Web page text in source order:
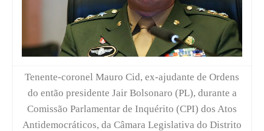
Tenente-coronel Mauro Cid, ex-ajudante de Ordens
do então presidente Jair Bolsonaro (PL), durante a
Comissão Parlamentar de Inquérito (CPI) dos Atos
Antidemocráticos, da Câmara Legislativa do Distrito